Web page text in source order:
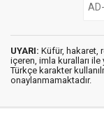
UYARI: Küfür, hakaret,
içeren, imla kuralları ile
Türkçe karakter
onaylanmamaktadır.